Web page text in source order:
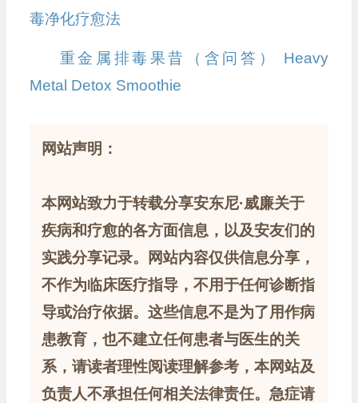
毒净化疗愈法
重金属排毒果昔（含问答） Heavy
Metal Detox Smoothie
网站声明：
本网站致力于转载分享安东尼·威廉关于
疾病和疗愈的各方面信息，以及安友们的
实践分享记录。网站内容仅供信息分享，
不作为临床医疗指导，不用于任何诊断指
导或治疗依据。这些信息不是为了用作病
患教育，也不建立任何患者与医生的关
系，请读者理性阅读理解参考，本网站及
负责人不承担任何相关法律责任。急症请